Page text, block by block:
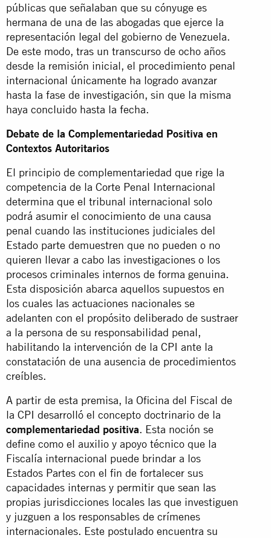
públicas que señalaban que su cónyuge es
hermana de una de las abogadas que ejerce la
representación legal del gobierno de Venezuela.
De este modo, tras un transcurso de ocho años
desde la remisión inicial, el procedimiento penal
internacional únicamente ha logrado avanzar
hasta la fase de investigación, sin que la misma
haya concluido hasta la fecha.
Debate de la Complementariedad Positiva en
Contextos Autoritarios
El principio de complementariedad que rige la
competencia de la Corte Penal Internacional
determina que el tribunal internacional solo
podrá asumir el conocimiento de una causa
penal cuando las instituciones judiciales del
Estado parte demuestren que no pueden o no
quieren llevar a cabo las investigaciones o los
procesos criminales internos de forma genuina.
Esta disposición abarca aquellos supuestos en
los cuales las actuaciones nacionales se
adelanten con el propósito deliberado de sustraer
a la persona de su responsabilidad penal,
habilitando la intervención de la CPI ante la
constatación de una ausencia de procedimientos
creíbles.
A partir de esta premisa, la Oficina del Fiscal de
la CPI desarrolló el concepto doctrinario de la
complementariedad positiva. Esta noción se
define como el auxilio y apoyo técnico que la
Fiscalía internacional puede brindar a los
Estados Partes con el fin de fortalecer sus
capacidades internas y permitir que sean las
propias jurisdicciones locales las que investiguen
y juzguen a los responsables de crímenes
internacionales. Este postulado encuentra su